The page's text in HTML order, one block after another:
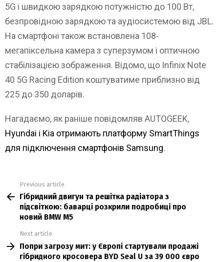
5G і швидкою зарядкою потужністю до 100 Вт,
безпровідною зарядкою та аудіосистемою від JBL.
На смартфоні також встановлена ​​108-
мегапіксельна камера з суперзумом і оптичною
стабілізацією зображення. Відомо, що Infinix Note
40 5G Racing Edition коштуватиме приблизно від
225 до 350 доларів.
Нагадаємо, як раніше повідомляв AUTOGEEK,
Hyundai і Kia отримають платформу SmartThings
для підключення смартфонів Samsung.
more
Previous article
Гібридний двигун та решітка радіатора з
підсвіткою: баварці розкрили подробиці про
новий BMW M5
Next article
Попри загрозу мит: у Європі стартували продажі
гібридного кросовера BYD Seal U за 39 000 євро